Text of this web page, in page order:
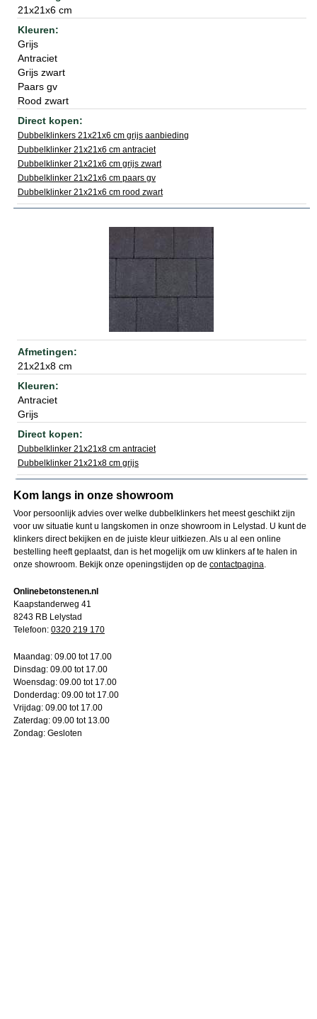
21x21x6 cm
Grijs
Antraciet
Grijs zwart
Paars gv
Rood zwart
Dubbelklinkers 21x21x6 cm grijs aanbieding
Dubbelklinker 21x21x6 cm antraciet
Dubbelklinker 21x21x6 cm grijs zwart
Dubbelklinker 21x21x6 cm paars gv
Dubbelklinker 21x21x6 cm rood zwart
21x21x8 cm
Antraciet
Grijs
Dubbelklinker 21x21x8 cm antraciet
Dubbelklinker 21x21x8 cm grijs
Kom langs in onze showroom
Voor persoonlijk advies over welke dubbelklinkers het meest geschikt zijn
voor uw situatie kunt u langskomen in onze showroom in Lelystad. U kunt de
klinkers direct bekijken en de juiste kleur uitkiezen. Als u al een online
bestelling heeft geplaatst, dan is het mogelijk om uw klinkers af te halen in
onze showroom. Bekijk onze openingstijden op de contactpagina.
Onlinebetonstenen.nl
Kaapstanderweg 41
8243 RB Lelystad
Telefoon: 0320 219 170
Maandag:09.00 tot 17.00
Dinsdag:09.00 tot 17.00
Woensdag:09.00 tot 17.00
Donderdag:09.00 tot 17.00
Vrijdag:09.00 tot 17.00
Zaterdag:09.00 tot 13.00
Zondag:Gesloten